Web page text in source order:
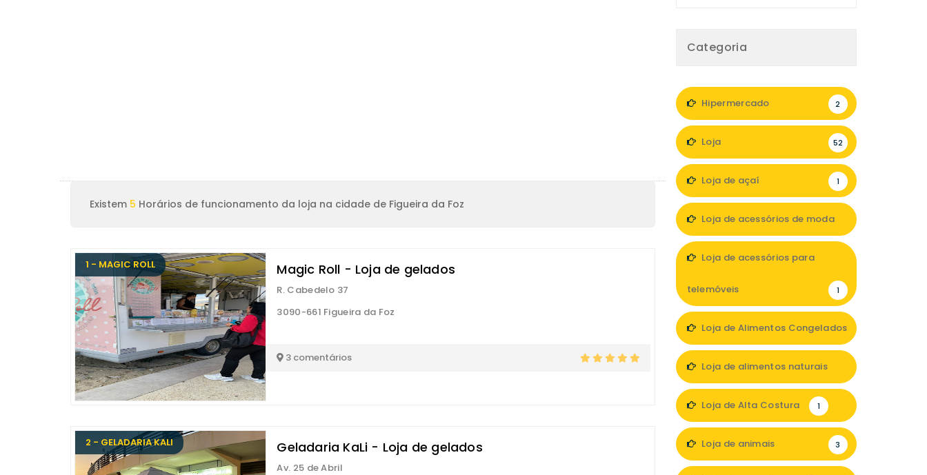
Existem 5 Horários de funcionamento da loja na cidade de Figueira da Foz
1 - MAGIC ROLL Magic Roll - Loja de gelados
R. Cabedelo 37
3090-661 Figueira da Foz
3 comentários
2 - GELADARIA KALI Geladaria KaLi - Loja de gelados
Av. 25 de Abril
Categoria
Hipermercado 2
Loja 52
Loja de açaí 1
Loja de acessórios de moda
Loja de acessórios para
telemóveis 1
Loja de Alimentos Congelados
Loja de alimentos naturais
Loja de Alta Costura 1
Loja de animais 3